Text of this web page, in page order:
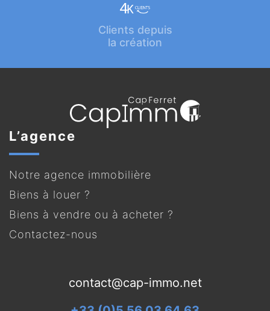
Clients depuis
la création
L’agence
Notre agence immobilière
Biens à louer ?
Biens à vendre ou à acheter ?
Contactez-nous
contact@cap-immo.net